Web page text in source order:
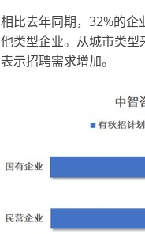
相比去年同期，32%的
他类型企业。从城市类
表示招聘需求增加。